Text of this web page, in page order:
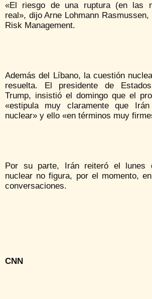
«El riesgo de una ruptura (en las
real», dijo Arne Lohmann Rasmussen,
Risk Management.
Además del Líbano, la cuestión
resuelta. El presidente de
Trump, insistió el domingo que el
«estipula muy claramente que
nuclear» y ello «en términos muy
Por su parte, Irán reiteró el lunes
nuclear no figura, por el momento,
conversaciones.
CNN